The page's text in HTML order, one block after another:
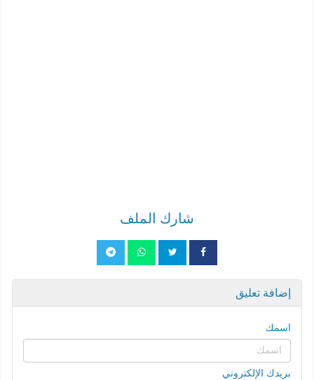
شارك الملف
إضافة تعليق
اسمك
بريدك الإلكتروني